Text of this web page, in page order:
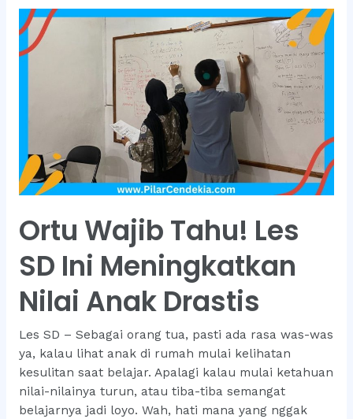
Olimpiade
Dimulai
dari
Ortu Wajib Tahu! Les
SD Ini Meningkatkan
Nilai Anak Drastis
Les SD – Sebagai orang tua, pasti ada rasa was-was
ya, kalau lihat anak di rumah mulai kelihatan
kesulitan saat belajar. Apalagi kalau mulai ketahuan
nilai-nilainya turun, atau tiba-tiba semangat
belajarnya jadi loyo. Wah, hati mana yang nggak